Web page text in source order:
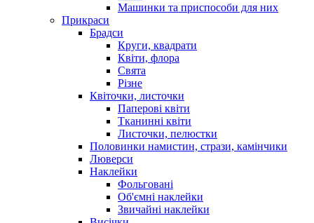
Машинки та приспособи для них
Прикраси
Брадси
Круги, квадрати
Квіти, флора
Свята
Різне
Квіточки, листочки
Паперові квіти
Тканинні квіти
Листочки, пелюстки
Половинки намистин, стрази, камінчики
Люверси
Наклейки
Фольговані
Об'ємні наклейки
Звичайні наклейки